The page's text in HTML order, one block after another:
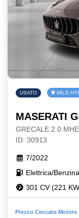
USATO MILD
MASERATI
GRECALE 2.0
ID: 30913
7/2022
Elettrica/Benzina
301 CV (221
Prezzo Ceccato Motors